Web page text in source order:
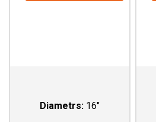
Diametrs:16"